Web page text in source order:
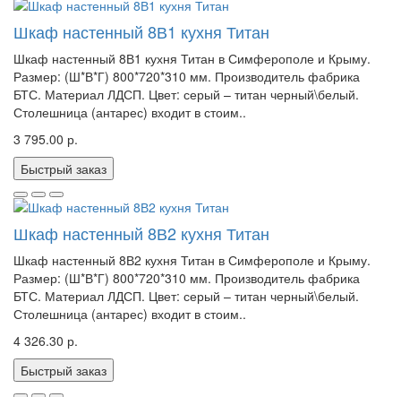
Шкаф настенный 8В1 кухня Титан
Шкаф настенный 8В1 кухня Титан в Симферополе и Крыму.
Размер: (Ш*В*Г) 800*720*310 мм. Производитель фабрика
БТС. Материал ЛДСП. Цвет: серый – титан черный\белый.
Столешница (антарес) входит в стоим..
3 795.00 р.
Быстрый заказ
Шкаф настенный 8В2 кухня Титан
Шкаф настенный 8В2 кухня Титан в Симферополе и Крыму.
Размер: (Ш*В*Г) 800*720*310 мм. Производитель фабрика
БТС. Материал ЛДСП. Цвет: серый – титан черный\белый.
Столешница (антарес) входит в стоим..
4 326.30 р.
Быстрый заказ